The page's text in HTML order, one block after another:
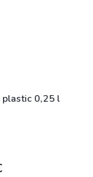
plastic 0,25 l